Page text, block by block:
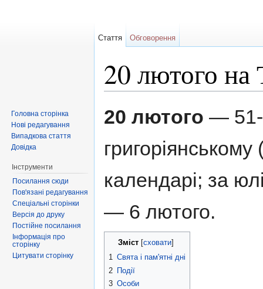
20 лютого на
20 лютого — 51-
календарі; за
— 6 лютого.
Зміст сховати
1 Свята і пам'ятні дні
2 Події
3 Особи
Стаття Обговорення
Головна сторінка
Нові редагування
Випадкова стаття
Довідка
Інструменти
Посилання сюди
Пов'язані редагування
Спеціальні сторінки
Версія до друку
Постійне посилання
Інформація про
сторінку
Цитувати сторінку